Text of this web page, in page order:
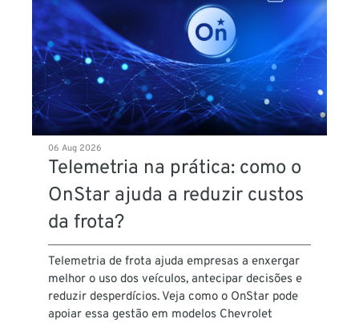
06 Aug 2026
Telemetria na prática: como o
OnStar ajuda a reduzir custos
da frota?
Telemetria de frota ajuda empresas a enxergar
melhor o uso dos veículos, antecipar decisões e
reduzir desperdícios. Veja como o OnStar pode
apoiar essa gestão em modelos Chevrolet